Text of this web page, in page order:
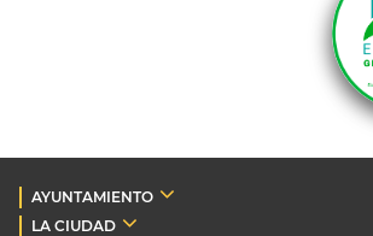
AYUNTAMIENTO
LA CIUDAD